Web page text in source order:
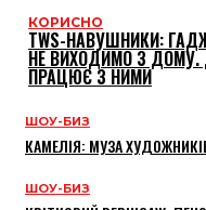
КОРИСНО
TWS-НАВУШНИКИ:
НЕ ВИХОДИМО З
ПРАЦЮЄ З НИМИ
ШОУ-БИЗ
КАМЕЛІЯ: МУЗА
ШОУ-БИЗ